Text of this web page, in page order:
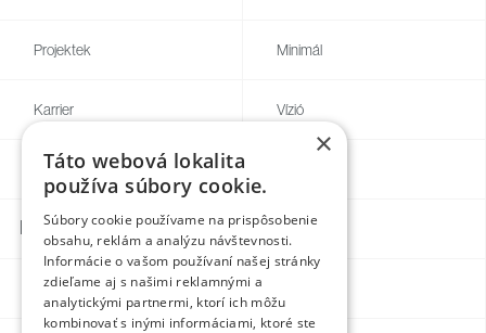
Projektek
Karrier
Blog
Minimál
Vízió
Kapcsolatok
Facebook
×
Táto webová lokalita
používa súbory cookie.
Súbory cookie používame na prispôsobenie
obsahu, reklám a analýzu návštevnosti.
Informácie o vašom používaní našej stránky
zdieľame aj s našimi reklamnými a
analytickými partnermi, ktorí ich môžu
kombinovať s inými informáciami, ktoré ste